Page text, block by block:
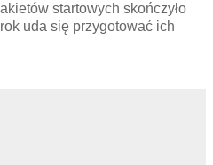
startowych skończyło
uda się przygotować ich